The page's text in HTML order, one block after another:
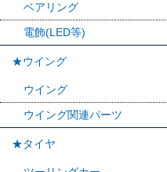
ベアリング
電飾(LED等)
★ウイング
ウイング
ウイング関連パーツ
★タイヤ